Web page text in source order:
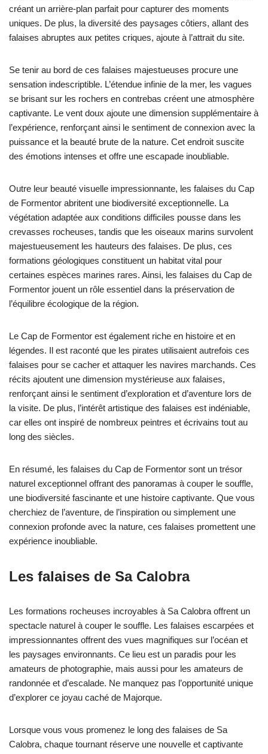
créant un arrière-plan parfait pour capturer des moments
uniques. De plus, la diversité des paysages côtiers, allant des
falaises abruptes aux petites criques, ajoute à l’attrait du site.
Se tenir au bord de ces falaises majestueuses procure une
sensation indescriptible. L’étendue infinie de la mer, les vagues
se brisant sur les rochers en contrebas créent une atmosphère
captivante. Le vent doux ajoute une dimension supplémentaire à
l’expérience, renforçant ainsi le sentiment de connexion avec la
puissance et la beauté brute de la nature. Cet endroit suscite
des émotions intenses et offre une escapade inoubliable.
Outre leur beauté visuelle impressionnante, les falaises du Cap
de Formentor abritent une biodiversité exceptionnelle. La
végétation adaptée aux conditions difficiles pousse dans les
crevasses rocheuses, tandis que les oiseaux marins survolent
majestueusement les hauteurs des falaises. De plus, ces
formations géologiques constituent un habitat vital pour
certaines espèces marines rares. Ainsi, les falaises du Cap de
Formentor jouent un rôle essentiel dans la préservation de
l’équilibre écologique de la région.
Le Cap de Formentor est également riche en histoire et en
légendes. Il est raconté que les pirates utilisaient autrefois ces
falaises pour se cacher et attaquer les navires marchands. Ces
récits ajoutent une dimension mystérieuse aux falaises,
renforçant ainsi le sentiment d’exploration et d’aventure lors de
la visite. De plus, l’intérêt artistique des falaises est indéniable,
car elles ont inspiré de nombreux peintres et écrivains tout au
long des siècles.
En résumé, les falaises du Cap de Formentor sont un trésor
naturel exceptionnel offrant des panoramas à couper le souffle,
une biodiversité fascinante et une histoire captivante. Que vous
cherchiez de l’aventure, de l’inspiration ou simplement une
connexion profonde avec la nature, ces falaises promettent une
expérience inoubliable.
Les falaises de Sa Calobra
Les formations rocheuses incroyables à Sa Calobra offrent un
spectacle naturel à couper le souffle. Les falaises escarpées et
impressionnantes offrent des vues magnifiques sur l’océan et
les paysages environnants. Ce lieu est un paradis pour les
amateurs de photographie, mais aussi pour les amateurs de
randonnée et d’escalade. Ne manquez pas l’opportunité unique
d’explorer ce joyau caché de Majorque.
Lorsque vous vous promenez le long des falaises de Sa
Calobra, chaque tournant réserve une nouvelle et captivante